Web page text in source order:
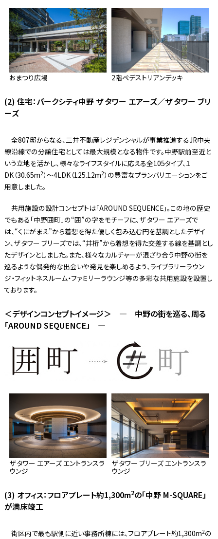
おまつり広場 2階ペデストリアンデッキ
(2) 住宅：パークシティ中野 ザ タワー エアーズ／ザ タワー ブリ
ーズ
全807邸からなる、三井不動産レジデンシャルが事業推進するJR中央
線沿線での分譲住宅としては最大規模となる物件です。中野駅前至近と
いう立地を活かし、様々なライフスタイルに応える全105タイプ、１
DK（30.65m2）～4LDK（125.12m2）の豊富なプランバリエーションをご
用意しました。
共用施設の設計コンセプトは「AROUND SEQUENCE」。この地の歴史
でもある「中野囲町」の“囲”の字をモチーフに、ザ タワー エアーズで
は、“くにがまえ”から着想を得た優しく包み込む円を基調としたデザイ
ン、ザ タワー ブリーズでは、“井桁”から着想を得た交差する線を基調とし
たデザインとしました。また、様々なカルチャーが混ざり合う中野の街を
巡るような偶発的な出会いや発見を楽しめるよう、ライブラリーラウン
ジ・フィットネスルーム・ファミリーラウンジ等の多彩な共用施設を設置し
ております。
＜デザインコンセプトイメージ＞ ― 中野の街を巡る、周る
「AROUND SEQUENCE」 ―
ザ タワー エアーズ エントランスラ
ウンジ
ザ タワー ブリーズ エントランスラ
ウンジ
(3) オフィス：フロアプレート約1,300m2の「中野 M-SQUARE」
が満床竣工
街区内で最も駅側に近い事務所棟には、フロアプレート約1,300m2の